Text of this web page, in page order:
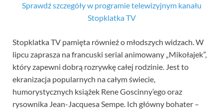
Sprawdź szczegóły w programie telewizyjnym kanału
Stopklatka TV
Stopklatka TV pamięta również o młodszych widzach. W
lipcu zaprasza na francuski serial animowany „Mikołajek”,
który zapewni dobrą rozrywkę całej rodzinie. Jest to
ekranizacja popularnych na całym świecie,
humorystycznych książek Rene Goscinny’ego oraz
rysownika Jean-Jacquesa Sempe. Ich główny bohater –